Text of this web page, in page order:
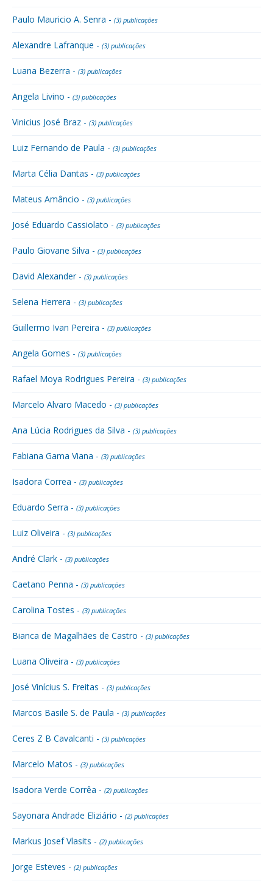
Paulo Mauricio A. Senra - (3) publicações
Alexandre Lafranque - (3) publicações
Luana Bezerra - (3) publicações
Angela Livino - (3) publicações
Vinicius José Braz - (3) publicações
Luiz Fernando de Paula - (3) publicações
Marta Célia Dantas - (3) publicações
Mateus Amâncio - (3) publicações
José Eduardo Cassiolato - (3) publicações
Paulo Giovane Silva - (3) publicações
David Alexander - (3) publicações
Selena Herrera - (3) publicações
Guillermo Ivan Pereira - (3) publicações
Angela Gomes - (3) publicações
Rafael Moya Rodrigues Pereira - (3) publicações
Marcelo Alvaro Macedo - (3) publicações
Ana Lúcia Rodrigues da Silva - (3) publicações
Fabiana Gama Viana - (3) publicações
Isadora Correa - (3) publicações
Eduardo Serra - (3) publicações
Luiz Oliveira - (3) publicações
André Clark - (3) publicações
Caetano Penna - (3) publicações
Carolina Tostes - (3) publicações
Bianca de Magalhães de Castro - (3) publicações
Luana Oliveira - (3) publicações
José Vinícius S. Freitas - (3) publicações
Marcos Basile S. de Paula - (3) publicações
Ceres Z B Cavalcanti - (3) publicações
Marcelo Matos - (3) publicações
Isadora Verde Corrêa - (2) publicações
Sayonara Andrade Eliziário - (2) publicações
Markus Josef Vlasits - (2) publicações
Jorge Esteves - (2) publicações